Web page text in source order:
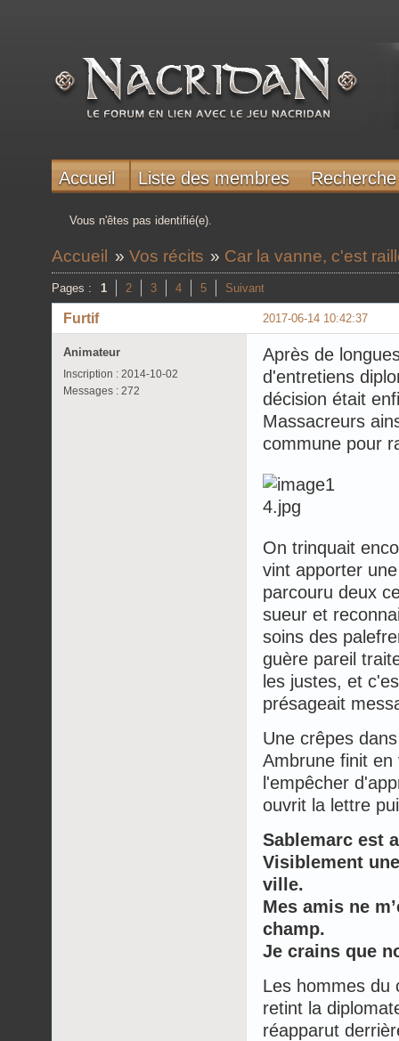
Accueil Liste des membres Recherche
Vous n'êtes pas identifié(e).
Accueil » Vos récits » Car la vanne, c'est
Pages : 1 2 3 4 5 Suivant
2017-06-14 10:42:37
Furtif
Animateur
Inscription : 2014-10-02
Messages : 272
Après de
d'entretiens
décision était
Massacreurs
commune pour
On trinquait
vint apporter
parcouru deux
sueur et
soins des
guère pareil
les justes, et
présageait
Une crêpes
Ambrune finit
l'empêcher
ouvrit la lettre
Sablemarc est
Visiblement
ville.
Mes amis ne
champ.
Je crains que
Les hommes du
retint la
réapparut